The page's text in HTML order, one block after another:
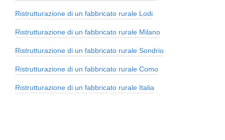
Ristrutturazione di un fabbricato rurale Lodi
Ristrutturazione di un fabbricato rurale Milano
Ristrutturazione di un fabbricato rurale Sondrio
Ristrutturazione di un fabbricato rurale Como
Ristrutturazione di un fabbricato rurale Italia